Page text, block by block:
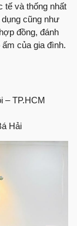
tế và thống nhất
cũng như
đồng, đánh
của gia đình.
– TP.HCM
Hải